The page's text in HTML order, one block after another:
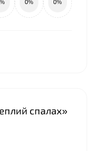
0% 0%
спалах»